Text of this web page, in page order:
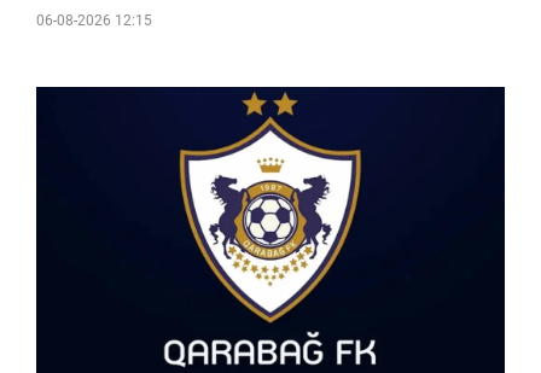
06-08-2026 12:15